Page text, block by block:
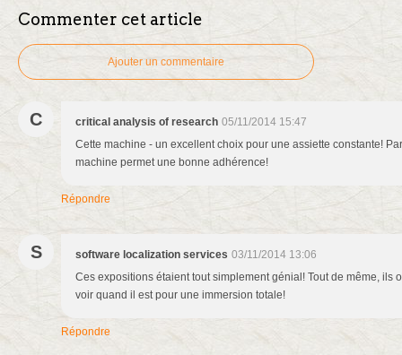
Commenter cet article
Ajouter un commentaire
C critical analysis of research 05/11/2014 15:47
Cette machine - un excellent choix pour une assiette constante!
machine permet une bonne adhérence!
Répondre
S software localization services 03/11/2014 13:06
Ces expositions étaient tout simplement génial! Tout de même, ils
voir quand il est pour une immersion totale!
Répondre